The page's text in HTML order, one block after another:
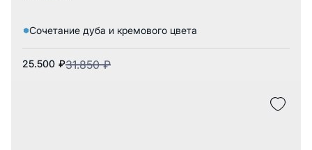
Сочетание дуба и кремового цвета
31.850 ₽
25.500 ₽